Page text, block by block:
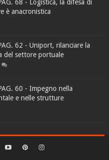
68 - Logistica, la difesa di
è anacronistica
62 - Uniport, rilanciare la
del settore portuale
60 - Impegno nella
e nelle strutture